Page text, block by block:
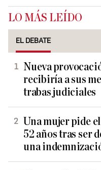
LO MÁS LEÍDO
EL DEBATE
Nueva
recibiría a sus
trabas judiciales
Una mujer pide
52 años tras ser
una